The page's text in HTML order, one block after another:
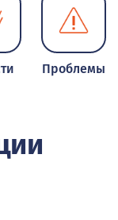
Проблемы